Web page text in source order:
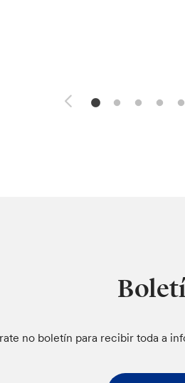
no boletín para recibir toda a